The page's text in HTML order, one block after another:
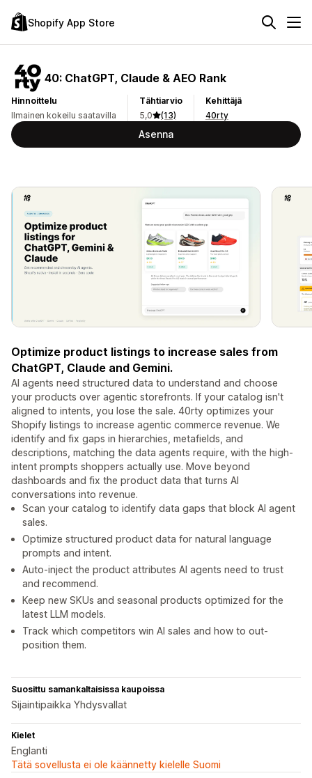
Shopify App Store
40: ChatGPT, Claude & AEO Rank
Hinnoittelu
Ilmainen kokeilu saatavilla
Tähtiarvio
5,0
(13)
Kehittäjä
40rty
Asenna
Optimize product listings to increase sales from
ChatGPT, Claude and Gemini.
AI agents need structured data to understand and choose
your products over agentic storefronts. If your catalog isn't
aligned to intents, you lose the sale. 40rty optimizes your
Shopify listings to increase agentic commerce revenue. We
identify and fix gaps in hierarchies, metafields, and
descriptions, matching the data agents require, with the high-
intent prompts shoppers actually use. Move beyond
dashboards and fix the product data that turns AI
conversations into revenue.
Scan your catalog to identify data gaps that block AI agent
sales.
Optimize structured product data for natural language
prompts and intent.
Auto-inject the product attributes AI agents need to trust
and recommend.
Keep new SKUs and seasonal products optimized for the
latest LLM models.
Track which competitors win AI sales and how to out-
position them.
Suosittu samankaltaisissa kaupoissa
Sijaintipaikka Yhdysvallat
Kielet
Englanti
Tätä sovellusta ei ole käännetty kielelle Suomi